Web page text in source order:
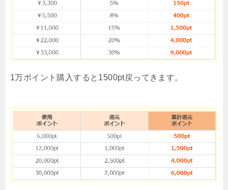
1万ポイント購入すると1500pt戻ってきます。